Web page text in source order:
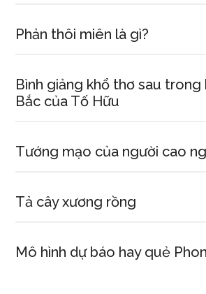
Phản thôi miên là gì?
Bình giảng khổ thơ sau trong
Bắc của Tố Hữu
Tướng mạo của người cao
Tả cây xương rồng
Mô hình dự báo hay quẻ